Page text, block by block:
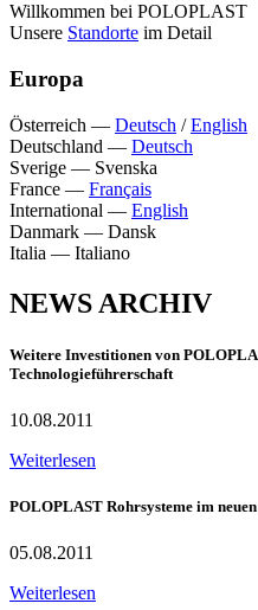
Willkommen bei POLOPLAST
Unsere Standorte im Detail
Europa
Österreich — Deutsch /English
Deutschland — Deutsch
Sverige — Svenska
France — Français
International — English
Danmark — Dansk
Italia — Italiano
NEWS ARCHIV
Weitere Investitionen von
Technologieführerschaft
10.08.2011
Weiterlesen
POLOPLAST Rohrsysteme im
05.08.2011
Weiterlesen